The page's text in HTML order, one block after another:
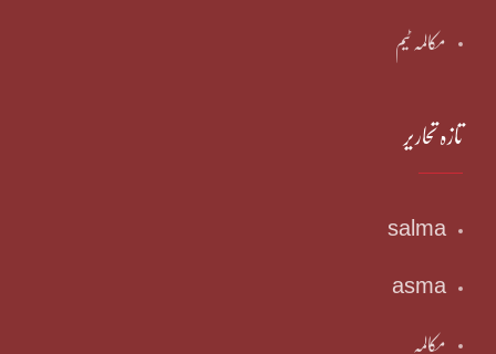
مکالمہ ٹیم
تازہ تحاریر
salma
asma
مکالمہ